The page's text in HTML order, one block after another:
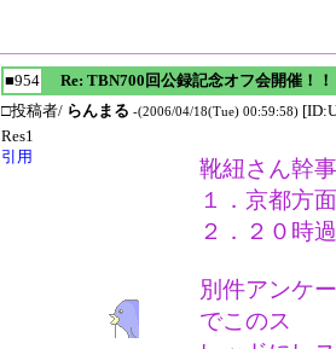
■954 Re: TBN700回公録記念オフ会開催！！
□投稿者/ らんまる -(2006/04/18(Tue) 00:59:58)
Res1
引用
靴紐さん幹
１．京都方
２．２０時
別件アンケ
でこのス